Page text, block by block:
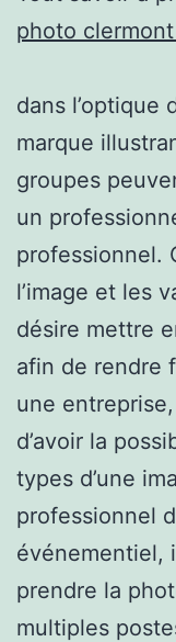
photo
dans l’optique
marque
groupes
un
professionnel.
l’image et les
désire mettre
afin de rendre
une
d’avoir la
types d’une
professionnel
événementiel,
prendre la
multiples